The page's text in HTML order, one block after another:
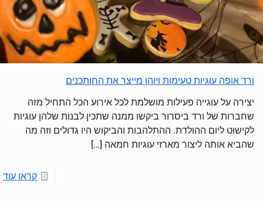
ורד אופה עוגיות טעימות ויוהן מייצר את החותכנים
יצירה על עוגייה פעילות מושלמת לכל אירוע הכל התחיל מזה
שחברות של ורד ביסרור ביקשו ממנה שתכין לבנות שלהן עוגיות
לקישוט ליום ההולדת. ההתלהבות והביקוש היו גדולים וזה מה
שהביא אותה ליצור מארזי עוגיות חמאה […]
קראו עוד